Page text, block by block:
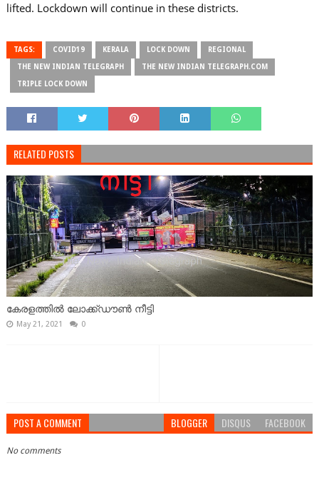
lifted. Lockdown will continue in these districts.
TAGS: COVID19 KERALA LOCK DOWN REGIONAL
THE NEW INDIAN TELEGRAPH THE NEW INDIAN TELEGRAPH.COM
TRIPLE LOCK DOWN
RELATED POSTS
കേരളത്തിൽ ലോക്ക്ഡൗൺ നീട്ടി
May 21, 2021 0
POST A COMMENT BLOGGER DISQUS FACEBOOK
No comments